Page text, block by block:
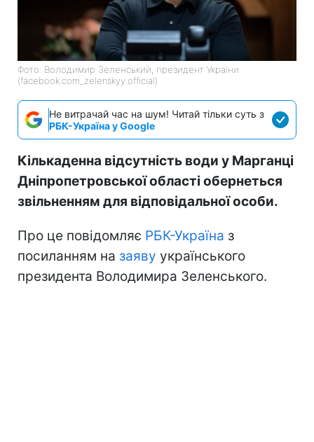
Фото: Володимир Зеленський, президент України
(facebook.com_zelenskyy.official)
Не витрачай час на шум! Читай тільки суть з
РБК-Україна у Google
Кількаденна відсутність води у Марганці
Дніпропетровської області обернеться
звільненням для відповідальної особи.
Про це повідомляє РБК-Україна з
посиланням на заяву українського
президента Володимира Зеленського.